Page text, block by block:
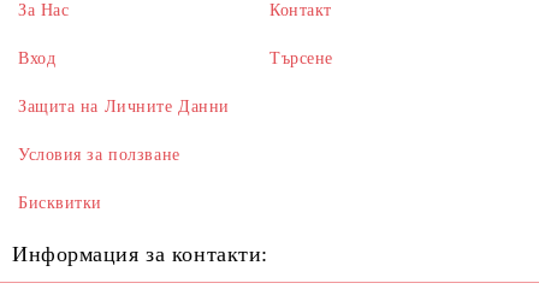
За Нас
Вход
Контакт
Търсене
Защита на Личните Данни
Условия за ползване
Бисквитки
Информация за контакти: